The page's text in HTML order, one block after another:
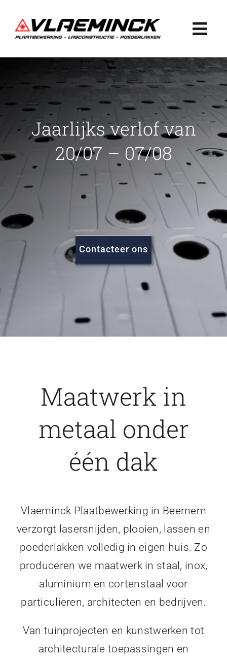
naar
inhoud
Plaatbewerking
Lasconstructie
Poederlakken
Projecten
FAQ
Vacatures
Jaarlijks verlof van
20/07 – 07/08
Contacteer ons
Maatwerk in
metaal onder
één dak
Vlaeminck Plaatbewerking in Beernem
verzorgt lasersnijden, plooien, lassen en
poederlakken volledig in eigen huis. Zo
produceren we maatwerk in staal, inox,
aluminium en cortenstaal voor
particulieren, architecten en bedrijven.
Van tuinprojecten en kunstwerken tot
architecturale toepassingen en